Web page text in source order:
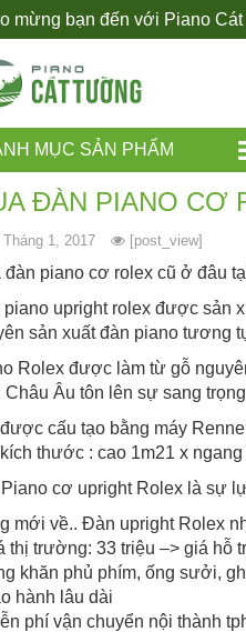
mừng bạn đến với Piano
MỤC SẢN PHẨM
ĐÀN PIANO CƠ
Tháng 1, 2017 [post_view]
đàn piano cơ rolex cũ ở đâu
upright rolex được sản
sản xuất đàn piano tương
Rolex được làm từ gỗ
Châu Âu tôn lên sự sang
được cấu tạo bằng máy
kích thước : cao 1m21 x
cơ upright Rolex là sự
mới về.. Đàn upright Rolex
thị trường: 33 triệu –> giá hỗ
khăn phủ phím, ống sưởi,
hành lâu dài
phí vận chuyển nội thành